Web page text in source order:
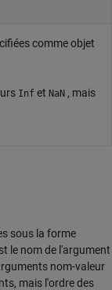
comme objet
Inf et NaN , mais
sous la forme
le nom de l'argument
nom-valeur
mais l'ordre des